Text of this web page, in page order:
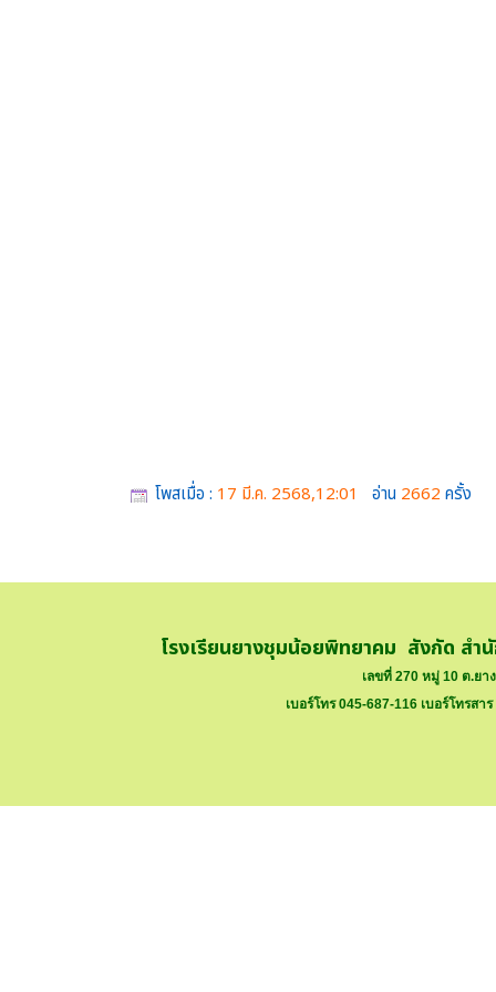
โพสเมื่อ : 17 มี.ค. 2568,12:01 อ่าน 2662 ครั้ง
โรงเรียนยางชุมน้อยพิทยาคม สังกัด สำ
เลขที่ 270 หมู่ 10 ต.ยา
เบอร์โทร 045-687-116 เบอร์โทรส